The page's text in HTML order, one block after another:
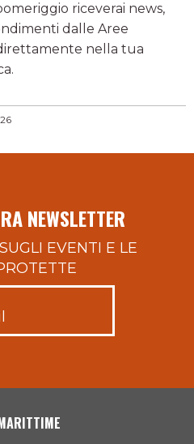
riceverai news,
dalle Aree
nella tua
NEWSLETTER
EVENTI E LE